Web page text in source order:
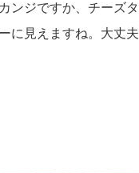
ンジですか、 チーズ
に見えますね。 大丈